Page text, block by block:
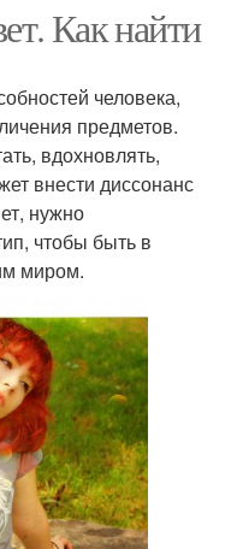
Как найти
человека,
предметов.
вдохновлять,
внести диссонанс
нужно
чтобы быть в
миром.